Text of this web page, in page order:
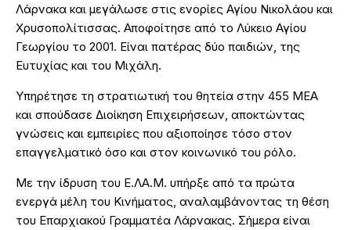
Λάρνακα και μεγάλωσε στις ενορίες Αγίου Νικολάου και
Χρυσοπολίτισσας. Αποφοίτησε από το Λύκειο Αγίου
Γεωργίου το 2001. Είναι πατέρας δύο παιδιών, της
Ευτυχίας και του Μιχάλη.
Υπηρέτησε τη στρατιωτική του θητεία στην 455 ΜΕΑ
και σπούδασε Διοίκηση Επιχειρήσεων, αποκτώντας
γνώσεις και εμπειρίες που αξιοποίησε τόσο στον
επαγγελματικό όσο και στον κοινωνικό του ρόλο.
Με την ίδρυση του Ε.ΛΑ.Μ. υπήρξε από τα πρώτα
ενεργά μέλη του Κινήματος, αναλαμβάνοντας τη θέση
του Επαρχιακού Γραμματέα Λάρνακας. Σήμερα είναι